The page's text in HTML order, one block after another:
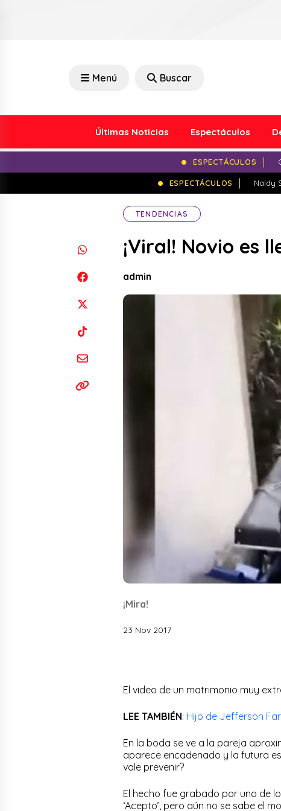
Menú Buscar
Últimas Noticias Espectáculos
ESPECTÁCULOS
ESPECTÁCULOS Naldy
TENDENCIAS
¡Viral! Novio es
admin
¡Mira!
23 Nov 2017
El video de un matrimonio muy
LEE TAMBIÉN: Hijo de Jefferson
En la boda se ve a la pareja
aparece encadenado y la futura
vale prevenir?
El hecho fue grabado por uno de
‘Acepto’, pero aún no se sabe el